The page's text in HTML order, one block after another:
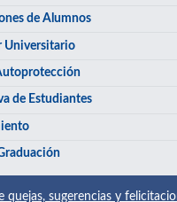
de Alumnos
Universitario
de Estudiantes
quejas, sugerencias y